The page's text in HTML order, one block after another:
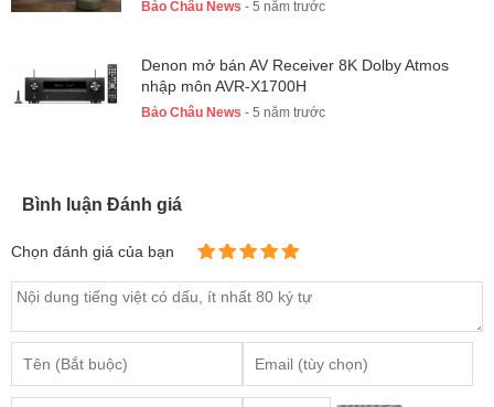
Bảo Châu News - 5 năm trước
Denon mở bán AV Receiver 8K Dolby Atmos
nhập môn AVR-X1700H
Bảo Châu News - 5 năm trước
Bình luận Đánh giá
Chọn đánh giá của bạn